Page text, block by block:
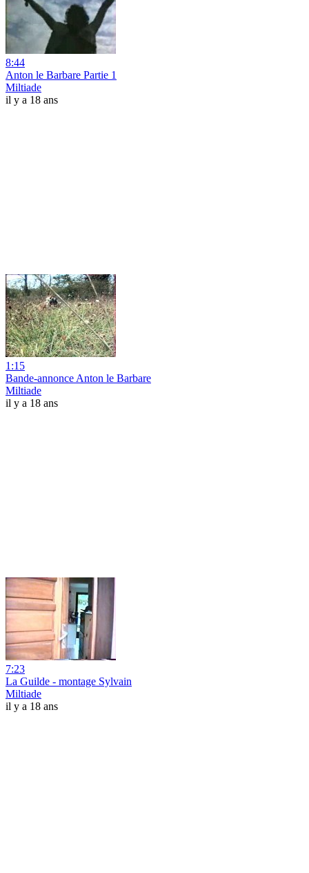
8:44
Anton le Barbare Partie 1
Miltiade
il y a 18 ans
1:15
Bande-annonce Anton le Barbare
Miltiade
il y a 18 ans
7:23
La Guilde - montage Sylvain
Miltiade
il y a 18 ans